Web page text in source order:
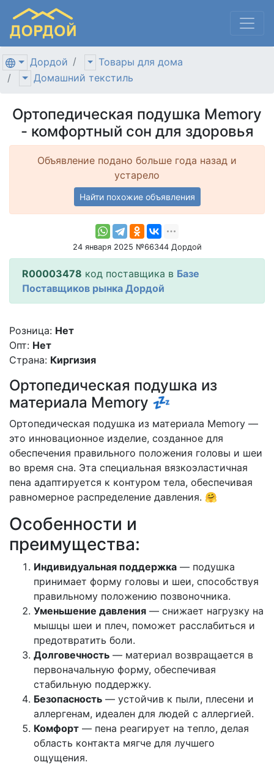
Дордой
Товары для дома
Домашний текстиль
Ортопедическая подушка Memory
- комфортный сон для здоровья
Объявление подано больше года назад и
устарело
Найти похожие объявления
24 января 2025 №66344 Дордой
R00003478 код поставщика в Базе
Поставщиков рынка Дордой
Розница: Нет
Опт: Нет
Страна: Киргизия
Ортопедическая подушка из
материала Memory 💤
Ортопедическая подушка из материала Memory —
это инновационное изделие, созданное для
обеспечения правильного положения головы и шеи
во время сна. Эта специальная вязкоэластичная
пена адаптируется к контуром тела, обеспечивая
равномерное распределение давления. 🤗
Особенности и
преимущества:
Индивидуальная поддержка — подушка
принимает форму головы и шеи, способствуя
правильному положению позвоночника.
Уменьшение давления — снижает нагрузку на
мышцы шеи и плеч, поможет расслабиться и
предотвратить боли.
Долговечность — материал возвращается в
первоначальную форму, обеспечивая
стабильную поддержку.
Безопасность — устойчив к пыли, плесени и
аллергенам, идеален для людей с аллергией.
Комфорт — пена реагирует на тепло, делая
область контакта мягче для лучшего
ощущения.